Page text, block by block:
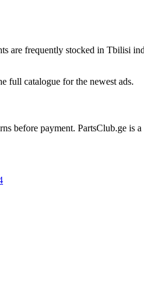
are frequently stocked in Tbilisi
full catalogue for the newest ads.
before payment. PartsClub.ge is